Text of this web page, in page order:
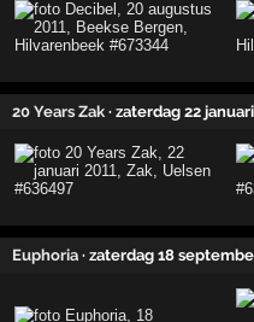
20 Years Zak · zaterdag 22
Euphoria · zaterdag 18